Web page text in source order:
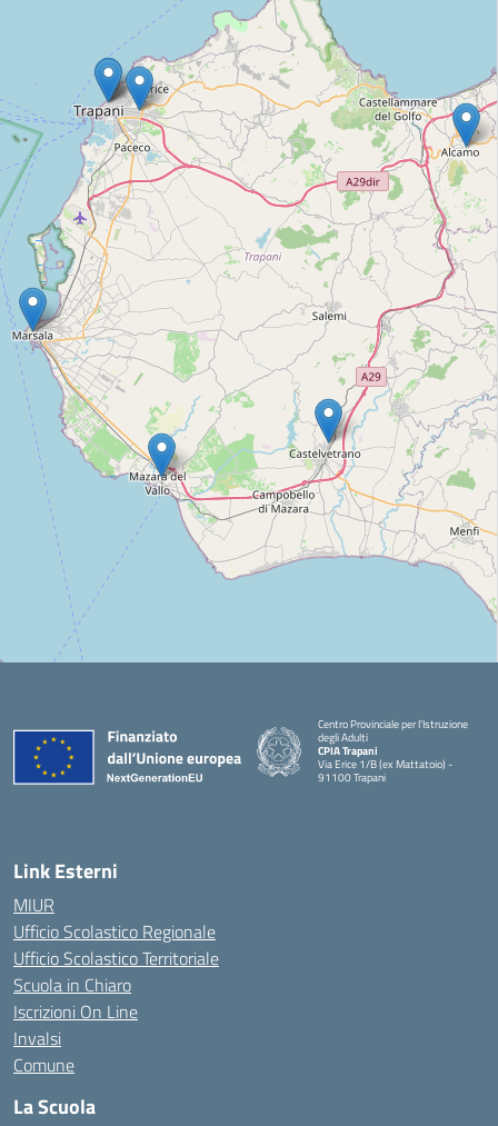
Centro Provinciale per l'Istruzione
degli Adulti
CPIA Trapani
Via Erice 1/B (ex Mattatoio) -
91100 Trapani
Link Esterni
MIUR
Ufficio Scolastico Regionale
Ufficio Scolastico Territoriale
Scuola in Chiaro
Iscrizioni On Line
Invalsi
Comune
La Scuola